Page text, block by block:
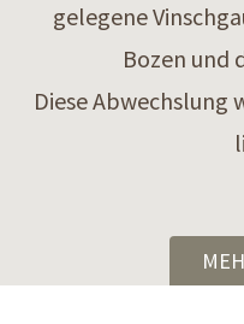
gelegene
Bozen und
Diese Abwechslung